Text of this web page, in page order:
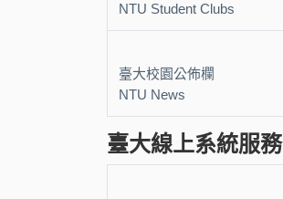
NTU Student Clubs
臺大校園公佈欄
NTU News
臺大線上系統服